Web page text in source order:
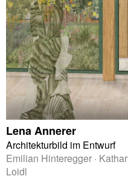
Lena Annerer
Architekturbild im Entwurf
Emilian Hinteregger ·
Loidl